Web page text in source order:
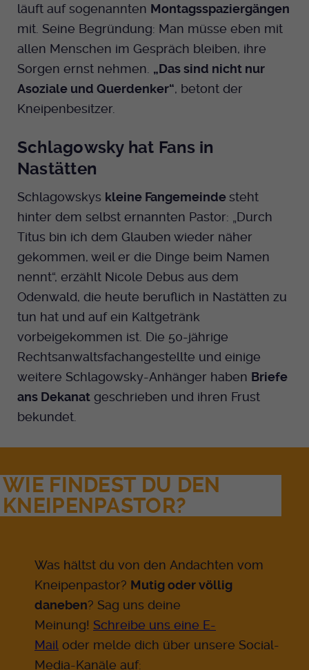
läuft auf sogenannten Montagsspaziergängen
mit. Seine Begründung: Man müsse eben mit
allen Menschen im Gespräch bleiben, ihre
Sorgen ernst nehmen. „Das sind nicht nur
Asoziale und Querdenker“, betont der
Kneipenbesitzer.
Schlagowsky hat Fans in
Nastätten
Schlagowskys kleine Fangemeindesteht
hinter dem selbst ernannten Pastor: „Durch
Titus bin ich dem Glauben wieder näher
gekommen, weil er die Dinge beim Namen
nennt“, erzählt Nicole Debus aus dem
Odenwald, die heute beruflich in Nastätten zu
tun hat und auf ein Kaltgetränk
vorbeigekommen ist. Die 50-jährige
Rechtsanwaltsfachangestellte und einige
weitere Schlagowsky-Anhänger haben Briefe
ans Dekanat geschrieben und ihren Frust
bekundet.
WIE FINDEST DU DEN
KNEIPENPASTOR?
Was hältst du von den Andachten vom
Kneipenpastor? Mutig oder völlig
daneben? Sag uns deine
Meinung! Schreibe uns eine E-
Mail oder melde dich über unsere Social-
Media-Kanäle auf: